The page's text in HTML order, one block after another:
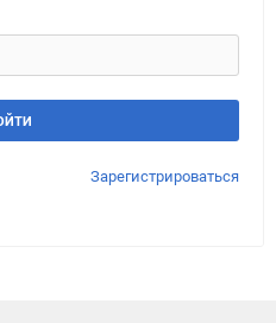
Зарегистрироваться